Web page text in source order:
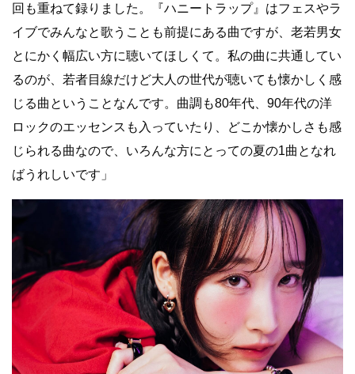
回も重ねて録りました。『ハニートラップ』はフェスやラ
イブでみんなと歌うことも前提にある曲ですが、老若男女
とにかく幅広い方に聴いてほしくて。私の曲に共通してい
るのが、若者目線だけど大人の世代が聴いても懐かしく感
じる曲ということなんです。曲調も80年代、90年代の洋
ロックのエッセンスも入っていたり、どこか懐かしさも感
じられる曲なので、いろんな方にとっての夏の1曲となれ
ばうれしいです」